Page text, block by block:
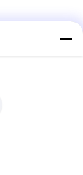
Industrie
mit